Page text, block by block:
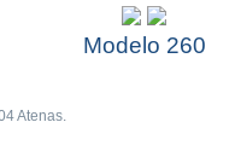
Modelo 260
Atenas.